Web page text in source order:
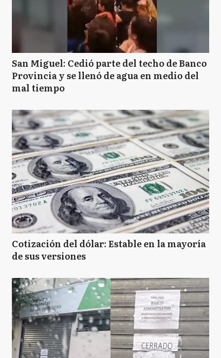
San Miguel: Cedió parte del techo de Banco
Provincia y se llenó de agua en medio del
mal tiempo
Cotización del dólar: Estable en la mayoría
de sus versiones